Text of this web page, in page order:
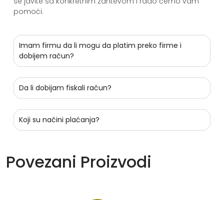
pomoći.
Imam firmu da li mogu da platim preko firme i
dobijem račun?
Da li dobijam fiskali račun?
Koji su načini plaćanja?
Povezani Proizvodi